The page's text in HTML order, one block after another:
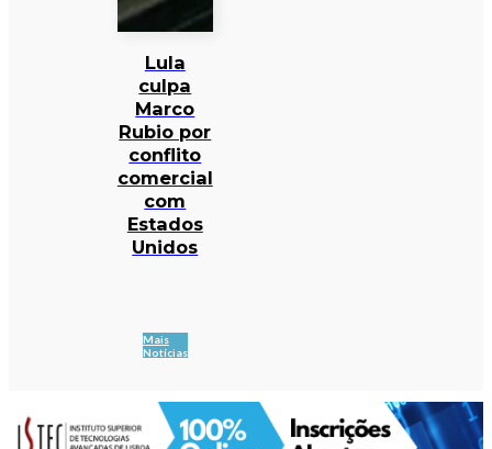
Lula
culpa
Marco
Rubio por
conflito
comercial
com
Estados
Unidos
Mais
Notícias